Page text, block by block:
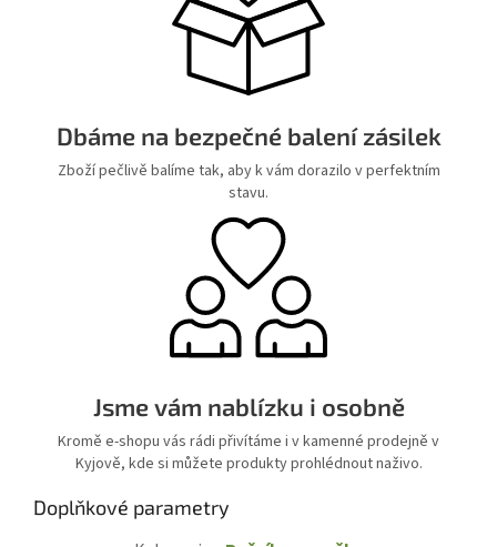
Dbáme na bezpečné balení zásilek
Zboží pečlivě balíme tak, aby k vám dorazilo v perfektním
stavu.
Jsme vám nablízku i osobně
Kromě e-shopu vás rádi přivítáme i v kamenné prodejně v
Kyjově, kde si můžete produkty prohlédnout naživo.
Doplňkové parametry